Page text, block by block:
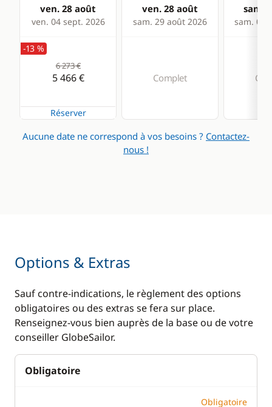
ven. 28 août
ven. 04 sept. 2026
ven. 28 août
sam. 29 août 2026
sam.
sam. 05
-13 %
6 273 €
5 466 €
Réserver
Complet
Aucune date ne correspond à vos besoins ? Contactez-
nous !
Options & Extras
Sauf contre-indications, le règlement des options
obligatoires ou des extras se fera sur place.
Renseignez-vous bien auprès de la base ou de votre
conseiller GlobeSailor.
Obligatoire
Obligatoire